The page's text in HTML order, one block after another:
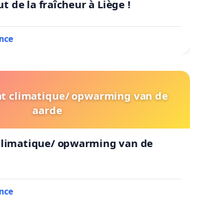
de la fraîcheur à Liège !
climatique/ opwarming van de
aarde
opwarming van de